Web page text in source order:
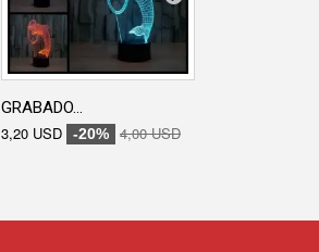
GRABADO...
3,20 USD -20% 4,00 USD